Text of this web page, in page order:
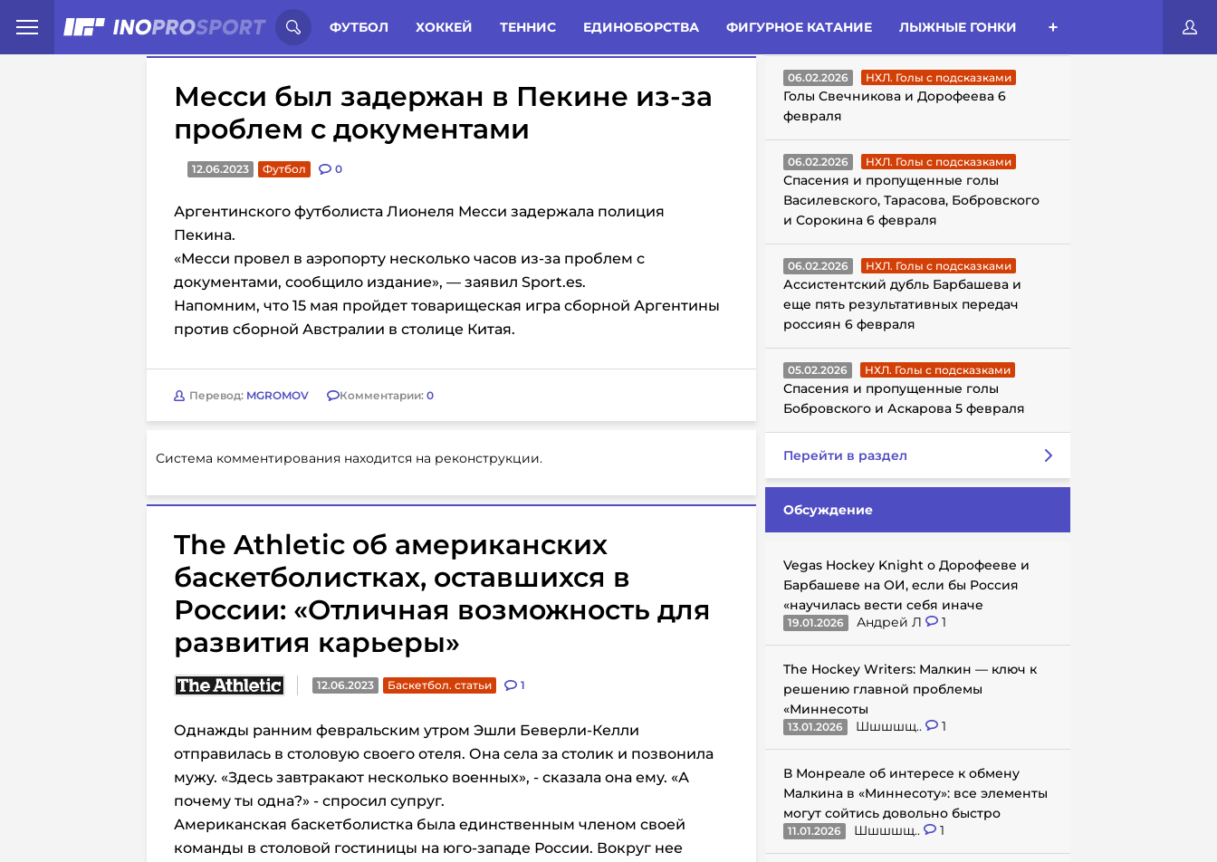
ФУТБОЛ ХОККЕЙ ТЕННИС ЕДИНОБОРСТВА ФИГУРНОЕ КАТАНИЕ ЛЫЖНЫЕ ГОНКИ
Иностранцы о спорте России: Статьи Комменты Новости
Месси был задержан в Пекине из-за
проблем с документами
12.06.2023 Футбол 0
Аргентинского футболиста Лионеля Месси задержала полиция
Пекина.
«Месси провел в аэропорту несколько часов из-за проблем с
документами, сообщило издание», — заявил Sport.es.
Напомним, что 15 мая пройдет товарищеская игра сборной Аргентины
против сборной Австралии в столице Китая.
Перевод: MGROMOV Комментарии: 0
Система комментирования находится на реконструкции.
The Athletic об американских
баскетболистках, оставшихся в
России: «Отличная возможность для
развития карьеры»
12.06.2023 Баскетбол. статьи 1
Однажды ранним февральским утром Эшли Беверли-Келли
отправилась в столовую своего отеля. Она села за столик и позвонила
мужу. «Здесь завтракают несколько военных», - сказала она ему. «А
почему ты одна?» - спросил супруг.
Американская баскетболистка была единственным членом своей
команды в столовой гостиницы на юго-западе России. Вокруг нее
ГОЛЫ С ПОДСКАЗКАМИ
06.02.2026 НХЛ. Голы с подсказками
Голы Свечникова и Дорофеева 6
февраля
06.02.2026 НХЛ. Голы с подсказками
Спасения и пропущенные голы
Василевского, Тарасова, Бобровского
и Сорокина 6 февраля
06.02.2026 НХЛ. Голы с подсказками
Ассистентский дубль Барбашева и
еще пять результативных передач
россиян 6 февраля
05.02.2026 НХЛ. Голы с подсказками
Спасения и пропущенные голы
Бобровского и Аскарова 5 февраля
Перейти в раздел
Обсуждение
Vegas Hockey Knight о Дорофееве и
Барбашеве на ОИ, если бы Россия
«научилась вести себя иначе
19.01.2026 Андрей Л 1
The Hockey Writers: Малкин — ключ к
решению главной проблемы
«Миннесоты
13.01.2026 Шшшшщ.. 1
В Монреале об интересе к обмену
Малкина в «Миннесоту»: все элементы
могут сойтись довольно быстро
11.01.2026 Шшшшщ.. 1